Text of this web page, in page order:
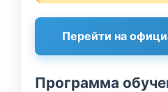
Перейти на
Программа